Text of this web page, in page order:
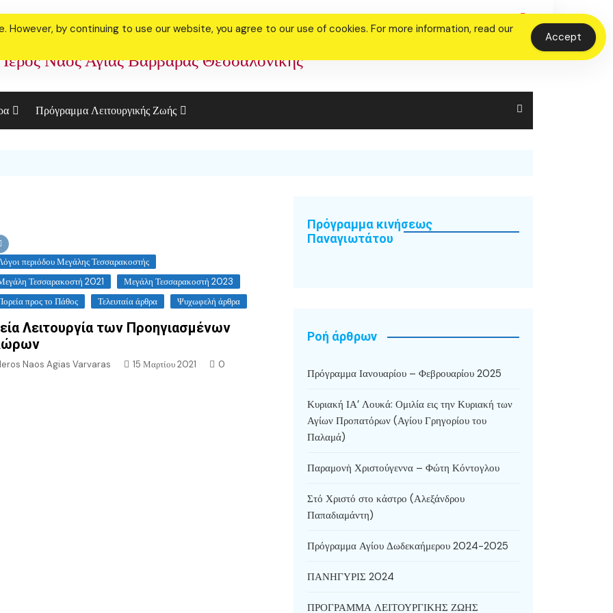
Ιερός Ναός Αγίας Βαρβάρας Θεσσαλονίκης
Πρόγραμμα Λειτουργικής Ζωής
περιόδου Μεγάλης Τεσσαρακοστής
Τεσσαρακοστή 2021
Μεγάλη Τεσσαρακοστή 2023
προς το Πάθος
Τελευταία άρθρα Ψυχωφελή άρθρα
Λειτουργία των Προηγιασμένων
Naos Agias Varvaras 15 Μαρτίου 2021 0
Πρόγραμμα κινήσεως
Παναγιωτάτου
Ροή άρθρων
Πρόγραμμα Ιανουαρίου – Φεβρουαρίου 2025
Κυριακή ΙΑ’ Λουκά: Ομιλία εις την Κυριακή των
Αγίων Προπατόρων (Αγίου Γρηγορίου του
Παλαμά)
Παραμονὴ Χριστούγεννα – Φώτη Κόντογλου
Στό Χριστό στο κάστρο (Αλεξάνδρου
Παπαδιαμάντη)
Πρόγραμμα Αγίου Δωδεκαήμερου 2024-2025
ΠΑΝΗΓΥΡΙΣ 2024
ΠΡΟΓΡΑΜΜΑ ΛΕΙΤΟΥΡΓΙΚΗΣ ΖΩΗΣ
by continuing to use our website, you agree to our use of cookies. For more information, read our
Accept